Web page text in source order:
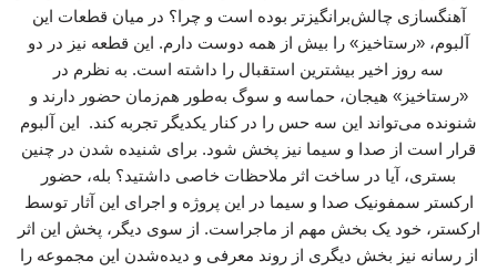
آهنگسازی چالش‌برانگیزتر بوده است و چرا؟ در میان قطعات این
آلبوم، «رستاخیز» را بیش از همه دوست دارم. این قطعه نیز در دو
سه روز اخیر بیشترین استقبال را داشته است. به نظرم در
«رستاخیز» هیجان، حماسه و سوگ به‌طور هم‌زمان حضور دارند و
شنونده می‌تواند این سه حس را در کنار یکدیگر تجربه کند. این آلبوم
قرار است از صدا و سیما نیز پخش شود. برای شنیده شدن در چنین
بستری، آیا در ساخت اثر ملاحظات خاصی داشتید؟ بله، حضور
ارکستر سمفونیک صدا و سیما در این پروژه و اجرای این آثار توسط
ارکستر، خود یک بخش مهم از ماجراست. از سوی دیگر، پخش این اثر
از رسانه نیز بخش دیگری از روند معرفی و دیده‌شدن این مجموعه را